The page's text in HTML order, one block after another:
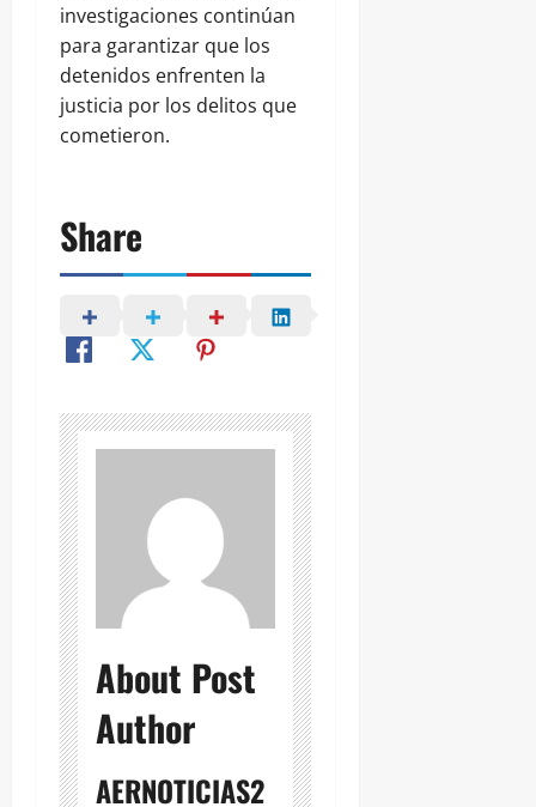
investigaciones continúan
para garantizar que los
detenidos enfrenten la
justicia por los delitos que
cometieron.
Share
About Post
Author
AERNOTICIAS2